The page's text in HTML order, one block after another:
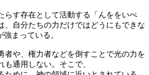
す存在として活動する「んををいぺ
、自分たちの力だけではどうにもできな
まっている。
や、権力者などを倒すことで光の力を
も通用しない。そこで、